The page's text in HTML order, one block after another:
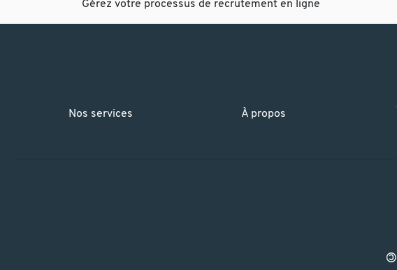
Gérez votre processus de recrutement en ligne
Nos services À propos
©